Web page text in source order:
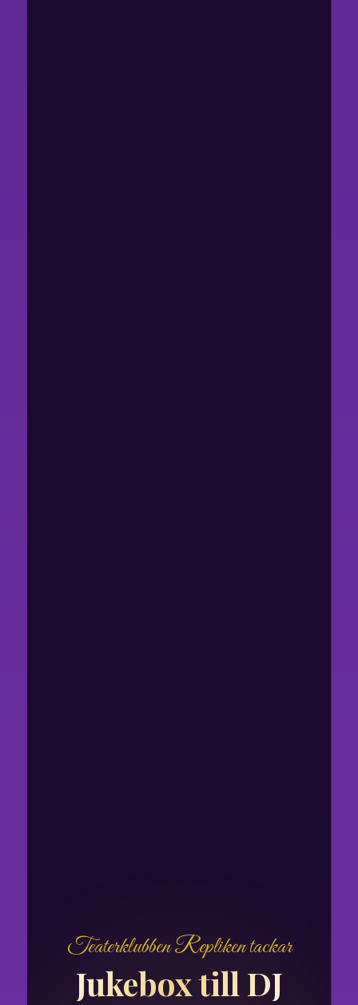
Teaterklubben Repliken tackar
Jukebox till DJ